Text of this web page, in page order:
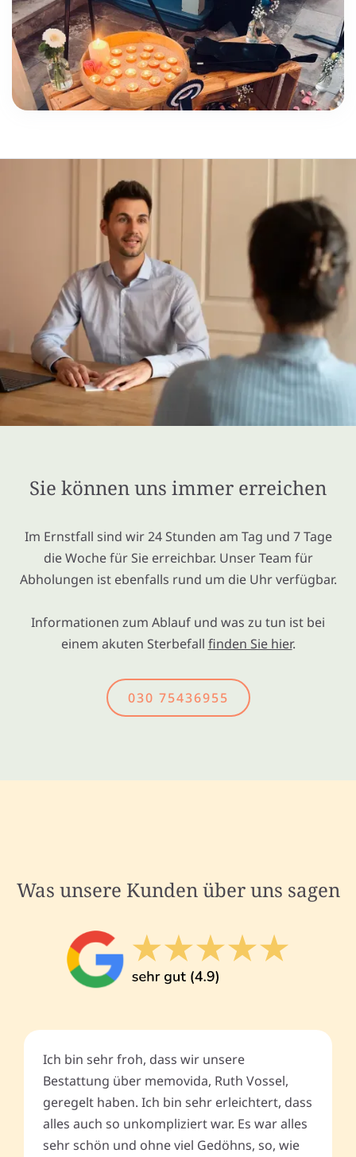
Sie können uns immer erreichen
Im Ernstfall sind wir 24 Stunden am Tag und 7 Tage
die Woche für Sie erreichbar. Unser Team für
Abholungen ist ebenfalls rund um die Uhr verfügbar.
Informationen zum Ablauf und was zu tun ist bei
einem akuten Sterbefall finden Sie hier.
030 75436955
Was unsere Kunden über uns sagen
Ich bin sehr froh, dass wir unsere
Bestattung über memovida, Ruth Vossel,
geregelt haben. Ich bin sehr erleichtert, dass
alles auch so unkompliziert war. Es war alles
sehr schön und ohne viel Gedöhns, so, wie